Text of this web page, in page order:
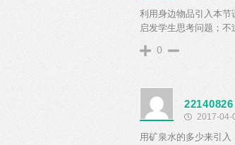
利用身边物品引入本节
启发学生思考问题；不
0
22140826
2017-04-
用矿泉水的多少来引入